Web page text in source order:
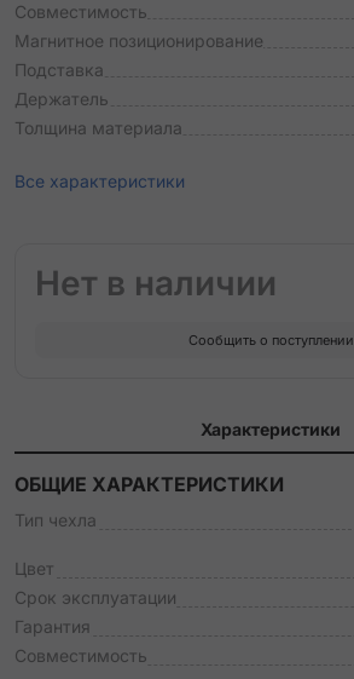
Совместимость
Магнитное позиционирование
Подставка
Держатель
Толщина материала
Все характеристики
Нет в наличии
Сообщить о поступлении
Характеристики
ОБЩИЕ ХАРАКТЕРИСТИКИ
Тип чехла
Цвет
Срок эксплуатации
Гарантия
Совместимость